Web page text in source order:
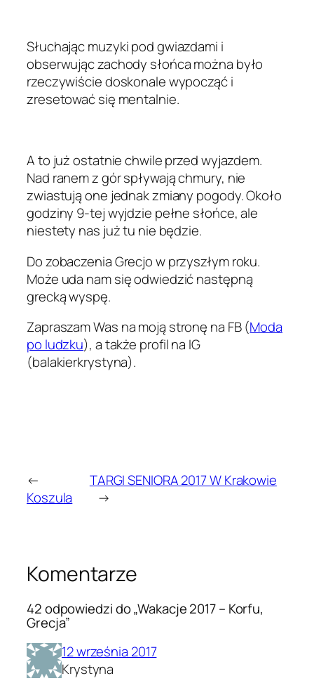
Słuchając muzyki pod gwiazdami i
obserwując zachody słońca można było
rzeczywiście doskonale wypocząć i
zresetować się mentalnie.
A to już ostatnie chwile przed wyjazdem.
Nad ranem z gór spływają chmury, nie
zwiastują one jednak zmiany pogody. Około
godziny 9-tej wyjdzie pełne słońce, ale
niestety nas już tu nie będzie.
Do zobaczenia Grecjo w przyszłym roku.
Może uda nam się odwiedzić następną
grecką wyspę.
Zapraszam Was na moją stronę na FB (Moda
po ludzku), a także profil na IG
(balakierkrystyna).
←
Koszula
TARGI SENIORA 2017 W Krakowie
→
Komentarze
42 odpowiedzi do „Wakacje 2017 – Korfu,
Grecja”
12 września 2017
Krystyna